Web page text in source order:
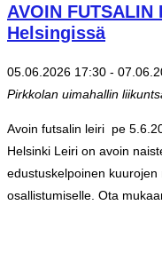
AVOIN FUTSALIN
Helsingissä
05.06.2026 17:30 -
Pirkkolan uimahallin
Avoin futsalin leiri pe
Helsinki Leiri on avoin
edustuskelpoinen
osallistumiselle. Ota